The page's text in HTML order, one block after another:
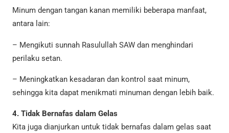
Minum dengan tangan kanan memiliki beberapa manfaat,
antara lain:
– Mengikuti sunnah Rasulullah SAW dan menghindari
perilaku setan.
– Meningkatkan kesadaran dan kontrol saat minum,
sehingga kita dapat menikmati minuman dengan lebih baik.
4. Tidak Bernafas dalam Gelas
Kita juga dianjurkan untuk tidak bernafas dalam gelas saat